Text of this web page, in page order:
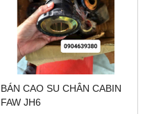
BÁN CAO SU CHÂN CABIN
FAW JH6